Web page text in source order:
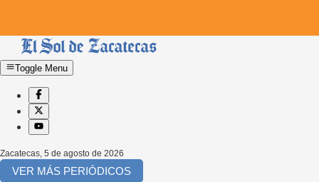
Toggle Menu
Zacatecas, 5 de agosto de 2026
VER MÁS PERIÓDICOS